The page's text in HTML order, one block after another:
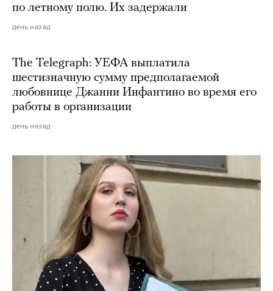
по летному полю. Их задержали
день назад
The Telegraph: УЕФА выплатила
шестизначную сумму предполагаемой
любовнице Джанни Инфантино во время его
работы в организации
день назад